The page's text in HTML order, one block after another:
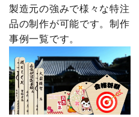
製造元の強みで様々な特注
品の制作が可能です。制作
事例一覧です。